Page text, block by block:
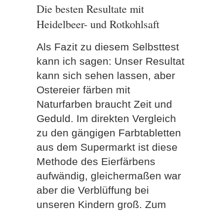
Die besten Resultate mit
Heidelbeer- und Rotkohlsaft
Als Fazit zu diesem Selbsttest
kann ich sagen: Unser Resultat
kann sich sehen lassen, aber
Ostereier färben mit
Naturfarben braucht Zeit und
Geduld. Im direkten Vergleich
zu den gängigen Farbtabletten
aus dem Supermarkt ist diese
Methode des Eierfärbens
aufwändig, gleichermaßen war
aber die Verblüffung bei
unseren Kindern groß. Zum